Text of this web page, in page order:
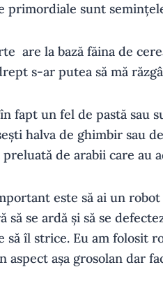
primordiale sunt
are la bază făina de
s-ar putea să mă
fapt un fel de pastă sau
halva de ghimbir sau
de arabii care au
este să ai un
să se ardă și să se
să îl strice. Eu am folosit
aspect așa grosolan dar